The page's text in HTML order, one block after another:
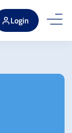
Login